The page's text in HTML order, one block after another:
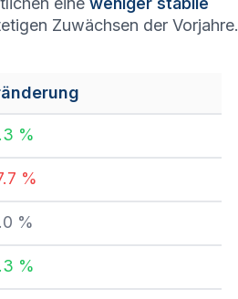
Zuwächsen der Vorjahre.
%
%
%
%